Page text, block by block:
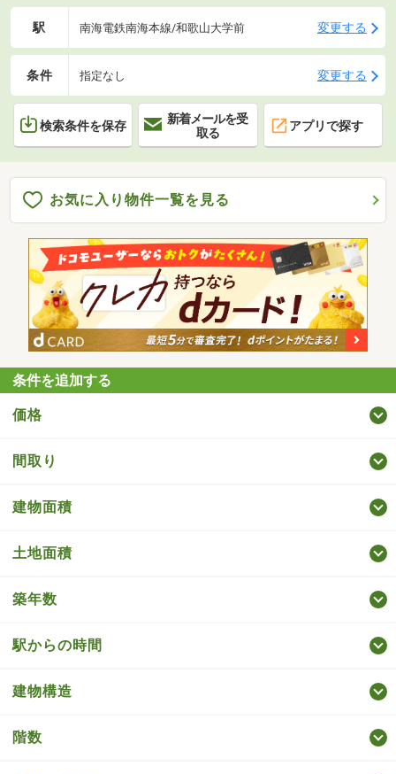
駅 南海電鉄南海本線/和歌山大学前 変更する
条件 指定なし 変更する
検索条件を保存
新着メールを受
取る
アプリで探す
お気に入り物件一覧を見る
条件を追加する
価格
間取り
建物面積
土地面積
築年数
駅からの時間
建物構造
階数